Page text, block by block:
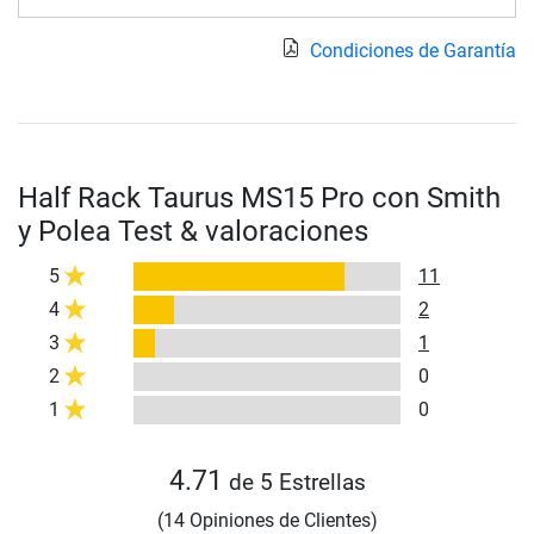
Condiciones de Garantía
Half Rack Taurus MS15 Pro con Smith
y Polea Test & valoraciones
5
11
4
2
3
1
2
0
1
0
4.71 de 5 Estrellas
(14 Opiniones de Clientes)